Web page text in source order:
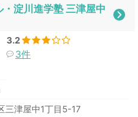
淀川進学塾 三津屋中
3.2
3件
三津屋中1丁目5-17